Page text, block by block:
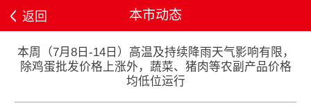
返回 本市动态
本周（7月8日-14日）高温及持续降雨天气影响有限，
除鸡蛋批发价格上涨外，蔬菜、猪肉等农副产品价格
均低位运行